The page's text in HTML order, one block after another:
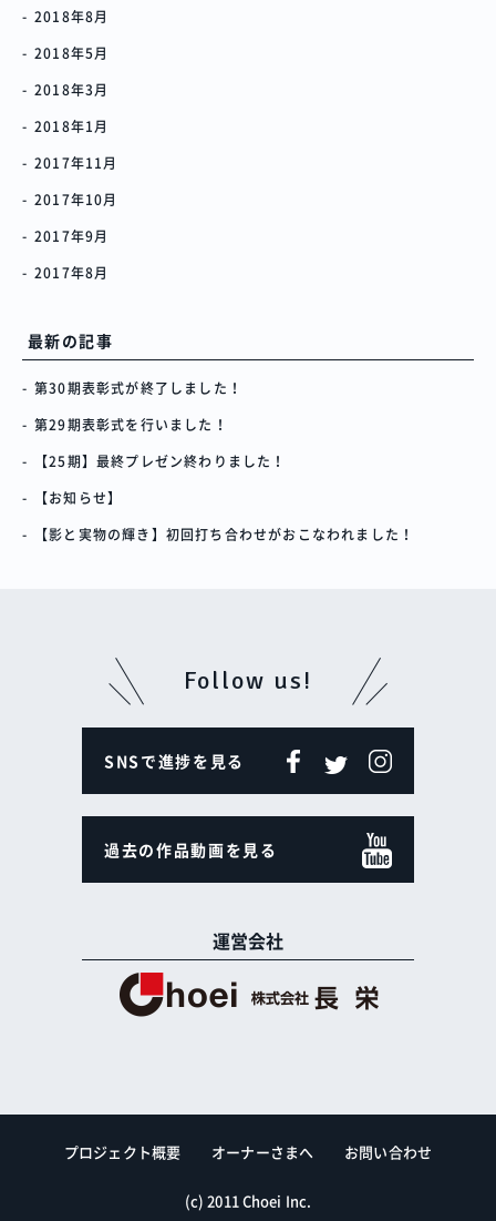
2018年8月
2018年5月
2018年3月
2018年1月
2017年11月
2017年10月
2017年9月
2017年8月
最新の記事
第30期表彰式が終了しました！
第29期表彰式を行いました！
【25期】最終プレゼン終わりました！
【お知らせ】
【影と実物の輝き】初回打ち合わせがおこなわれました！
Follow us!
SNSで進捗を見る
過去の作品動画を見る
運営会社
プロジェクト概要 オーナーさまへ お問い合わせ
(c) 2011 Choei Inc.